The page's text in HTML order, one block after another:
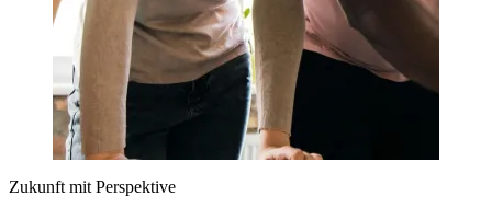
Zukunft mit Perspektive